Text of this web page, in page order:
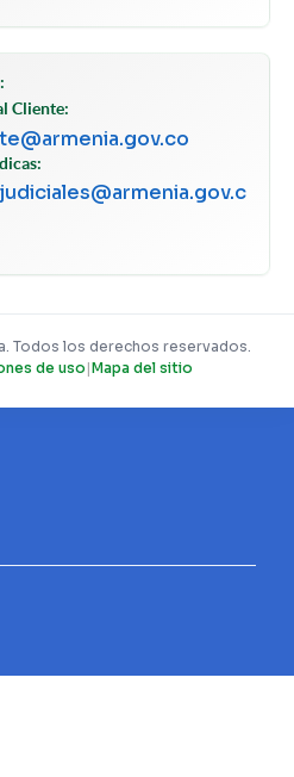
Cliente:
Todos los derechos reservados.
de uso |Mapa del sitio